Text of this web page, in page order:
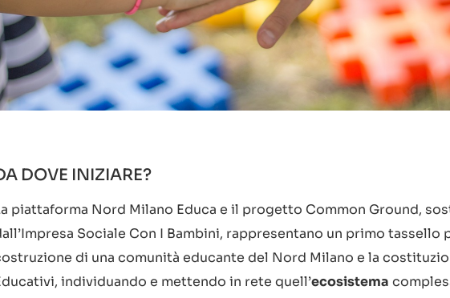
DOVE INIZIARE?
piattaforma Nord Milano Educa e il progetto Common Ground,
Sociale Con I Bambini, rappresentano un primo tassello
di una comunità educante del Nord Milano e la
individuando e mettendo in rete quell’ecosistema